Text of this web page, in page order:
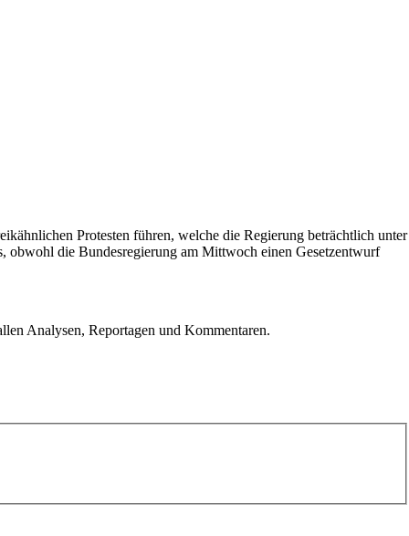
Protesten führen, welche die Regierung beträchtlich unter
obwohl die Bundesregierung am Mittwoch einen Gesetzentwurf
Analysen, Reportagen und Kommentaren.